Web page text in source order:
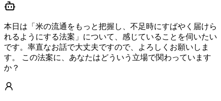
本日は「米の流通をもっと把握し、不足時にすばやく届けら
れるようにする法案」について、感じていることを伺いたい
です。率直なお話で大丈夫ですので、よろしくお願いしま
す。 この法案に、あなたはどういう立場で関わっています
か？